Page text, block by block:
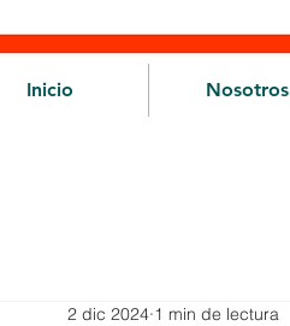
Inicio Nosotros
2 dic 2024 1 min de lectura